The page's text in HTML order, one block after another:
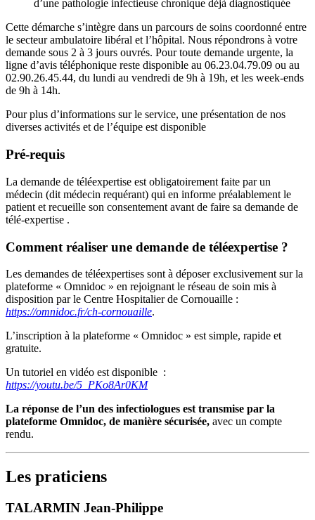
d’une pathologie infectieuse chronique déjà diagnostiquée
Cette démarche s’intègre dans un parcours de soins coordonné entre
le secteur ambulatoire libéral et l’hôpital. Nous répondrons à votre
demande sous 2 à 3 jours ouvrés. Pour toute demande urgente, la
ligne d’avis téléphonique reste disponible au 06.23.04.79.09 ou au
02.90.26.45.44, du lundi au vendredi de 9h à 19h, et les week-ends
de 9h à 14h.
Pour plus d’informations sur le service, une présentation de nos
diverses activités et de l’équipe est disponible
Pré-requis
La demande de téléexpertise est obligatoirement faite par un
médecin (dit médecin requérant) qui en informe préalablement le
patient et recueille son consentement avant de faire sa demande de
télé-expertise .
Comment réaliser une demande de téléexpertise ?
Les demandes de téléexpertises sont à déposer exclusivement sur la
plateforme « Omnidoc » en rejoignant le réseau de soin mis à
disposition par le Centre Hospitalier de Cornouaille :
https://omnidoc.fr/ch-cornouaille.
L’inscription à la plateforme « Omnidoc » est simple, rapide et
gratuite.
Un tutoriel en vidéo est disponible :
https://youtu.be/5_PKo8Ar0KM
La réponse de l’un des infectiologues est transmise par la
plateforme Omnidoc, de manière sécurisée, avec un compte
rendu.
Les praticiens
TALARMIN Jean-Philippe